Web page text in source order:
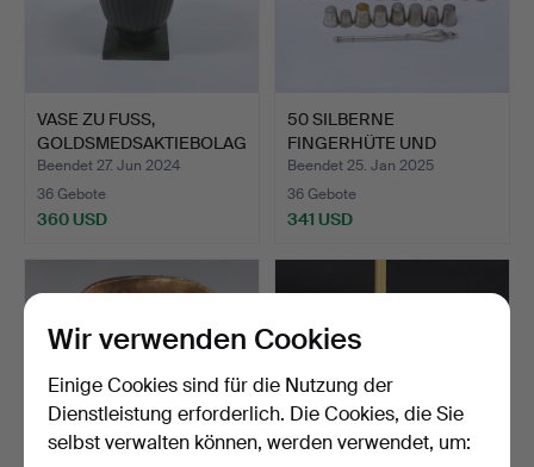
VASE ZU FUSS,
GOLDSMEDSAKTIEBOLAG
ET.
Beendet 27. Jun 2024
36 Gebote
360 USD
50 SILBERNE
FINGERHÜTE UND
NADELTASCHE.
Beendet 25. Jan 2025
36 Gebote
341 USD
Wir verwenden Cookies
Einige Cookies sind für die Nutzung der
Dienstleistung erforderlich. Die Cookies, die Sie
selbst verwalten können, werden verwendet, um: